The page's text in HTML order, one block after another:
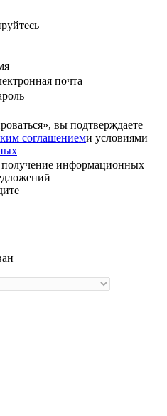
почта
вы подтверждаете
соглашениеми условиями
информационных